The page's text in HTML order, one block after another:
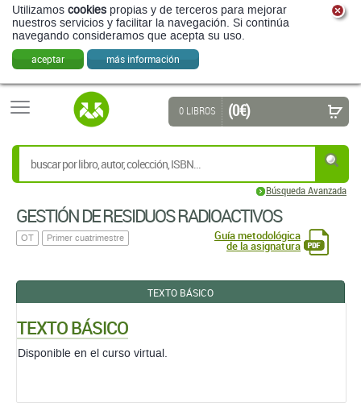
Utilizamos cookies propias y de terceros para mejorar
nuestros servicios y facilitar la navegación. Si continúa
navegando consideramos que acepta su uso.
aceptar más información
Búsqueda Avanzada
0 LIBROS (0 €)
GESTIÓN DE RESIDUOS RADIOACTIVOS
OT Primer cuatrimestre Guía metodológica
de la asignatura
TEXTO BÁSICO
TEXTO BÁSICO
Disponible en el curso virtual.